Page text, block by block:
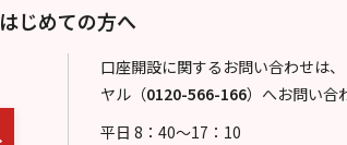
はじめての方へ
口座開設に関するお問い合わせは
ヤル （0120-566-166） へお問い合
平日 8：40～17：10